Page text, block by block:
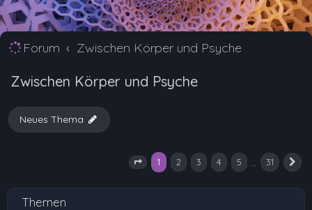
Forum Zwischen Körper und Psyche
Zwischen Körper und Psyche
Neues Thema
Seite von
1 2 3 4 5 31
Themen